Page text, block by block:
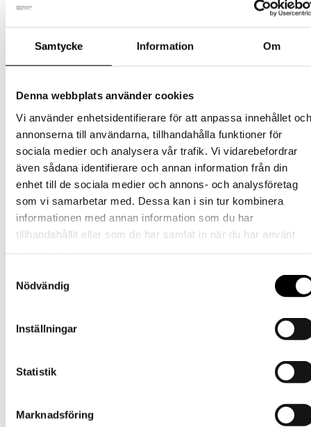
Samtycke Information Om
Denna webbplats använder cookies
Vi använder enhetsidentifierare för att anpassa innehållet och
annonserna till användarna, tillhandahålla funktioner för
sociala medier och analysera vår trafik. Vi vidarebefordrar
även sådana identifierare och annan information från din
enhet till de sociala medier och annons- och analysföretag
som vi samarbetar med. Dessa kan i sin tur kombinera
informationen med annan information som du har
tillhandahållit eller som de har samlat in när du har använt
Nödvändig
Inställningar
Statistik
Marknadsföring
Så länge lagret räcker
Gå till erbjudanden